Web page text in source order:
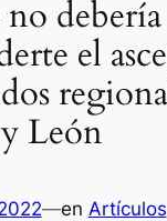
debería
el
León
—en Artículos